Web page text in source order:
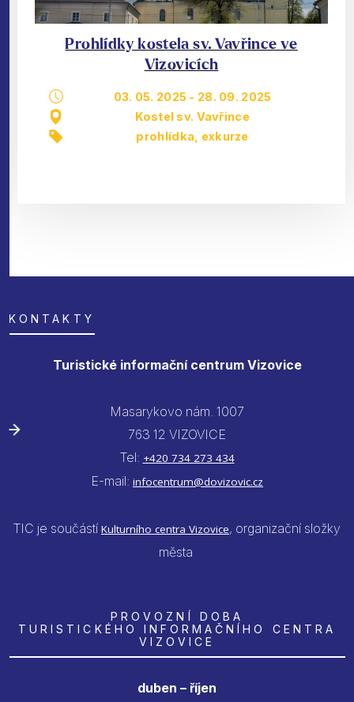
Prohlídky kostela sv. Vavřince ve
Vizovicích
03. 05. 2025 - 28. 09. 2025
Kostel sv. Vavřince
prohlídka, exkurze
KONTAKTY
Turistické informační centrum Vizovice
Masarykovo nám. 1007
763 12 VIZOVICE
Tel: +420 734 273 434
E-mail: infocentrum@dovizovic.cz
TIC je součástí Kulturního centra Vizovice, organizační složky
města
PROVOZNÍ DOBA
TURISTICKÉHO INFORMAČNÍHO CENTRA
VIZOVICE
duben – říjen